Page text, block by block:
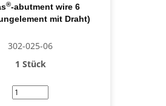
®-abutment wire 6
mit Draht)
302-025-06
1 Stück